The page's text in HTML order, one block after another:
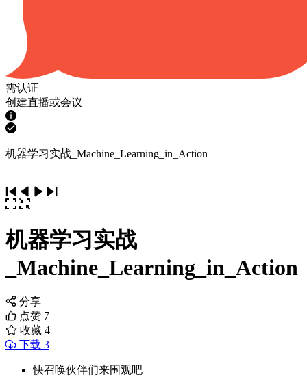
需认证
创建直播或会议
机器学习实战_Machine_Learning_in_Action
机器学习实战
_Machine_Learning_in_Action
分享
点赞 7
收藏 4
下载 3
快召唤伙伴们来围观吧